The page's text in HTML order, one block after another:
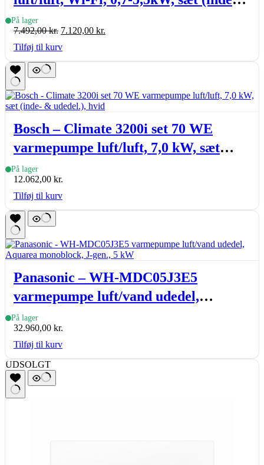
& udedel.), A+++, R32
På lager
7.492,00kr. Den
pris
var:
7.120,00 kr.
er:
Tilføj til kurv
Bosch – Climate 3200i set 70 WE
varmepumpe luft/luft, 7,0 kW, sæt
(inde- & udedel.), hvid
På lager
12.062,00 kr.
Tilføj til kurv
Panasonic – WH-MDC05J3E5
varmepumpe luft/vand udedel,
Aquarea monoblock, J-gen., 5 kW
På lager
32.960,00 kr.
Tilføj til kurv
UDSOLGT